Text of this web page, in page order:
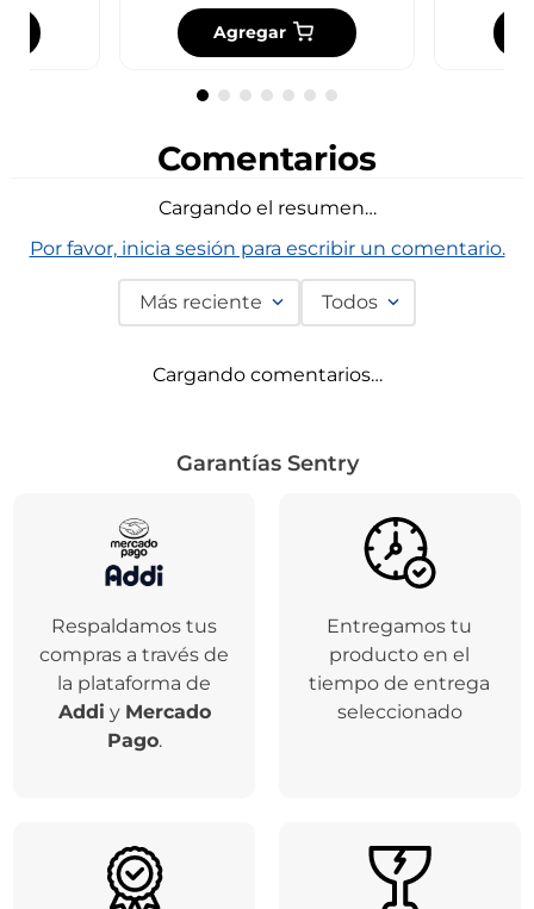
Agregar
Comentarios
Cargando el resumen…
Por favor, inicia sesión para escribir un comentario.
Más reciente Todos
Cargando comentarios…
Garantías Sentry
Respaldamos tus
compras a través de
la plataforma de
Addi y Mercado
Pago.
Entregamos tu
producto en el
tiempo de entrega
seleccionado